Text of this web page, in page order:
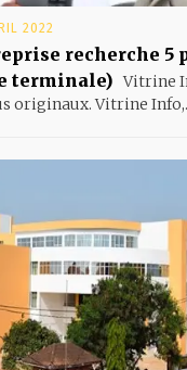
2022
recherche 5
terminale) Vitrine
originaux. Vitrine